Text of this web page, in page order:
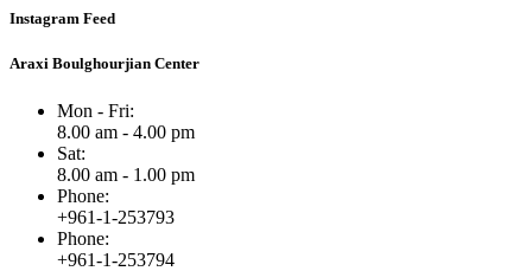
Instagram Feed
Araxi Boulghourjian Center
Mon - Fri:
8.00 am - 4.00 pm
Sat:
8.00 am - 1.00 pm
Phone:
+961-1-253793
Phone:
+961-1-253794